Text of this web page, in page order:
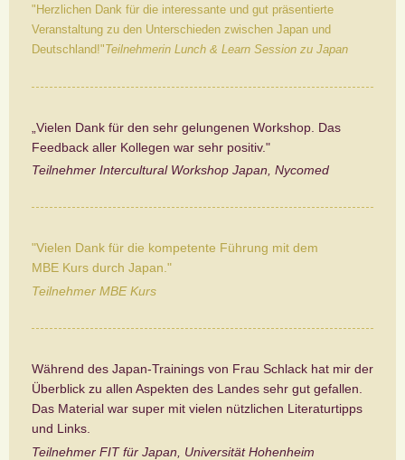
"Herzlichen Dank für die interessante und gut präsentierte
Veranstaltung zu den Unterschieden zwischen Japan und
Deutschland!"Teilnehmerin Lunch & Learn Session zu Japan
„Vielen Dank für den sehr gelungenen Workshop. Das
Feedback aller Kollegen war sehr positiv."
Teilnehmer Intercultural Workshop Japan, Nycomed
"Vielen Dank für die kompetente Führung mit dem
MBE Kurs durch Japan."
Teilnehmer MBE Kurs
Während des Japan-Trainings von Frau Schlack hat mir der
Überblick zu allen Aspekten des Landes sehr gut gefallen.
Das Material war super mit vielen nützlichen Literaturtipps
und Links.
Teilnehmer FIT für Japan, Universität Hohenheim